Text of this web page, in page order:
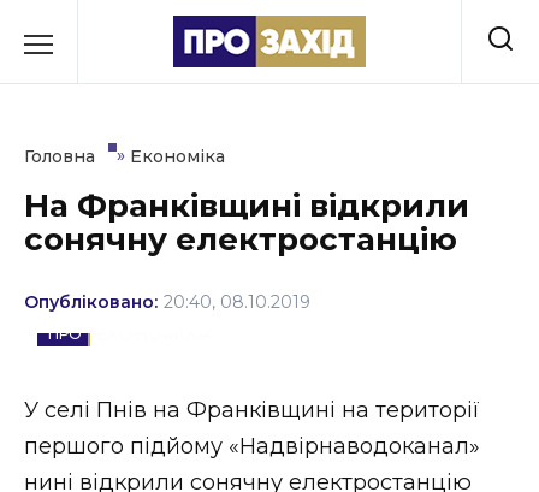
до
Культура
Освіта
Події
Політика
Соціум
Головна » Економіка
На Франківщині відкрили
сонячну електростанцію
Опубліковано: 20:40, 08.10.2019
У селі Пнів на Франківщині на території
першого підйому «Надвірнаводоканал»
нині відкрили сонячну електростанцію